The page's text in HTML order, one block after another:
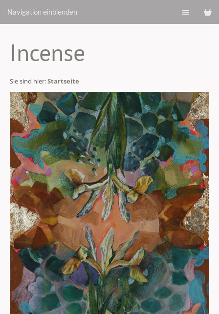
Navigation einblenden
Incense
Sie sind hier:Startseite